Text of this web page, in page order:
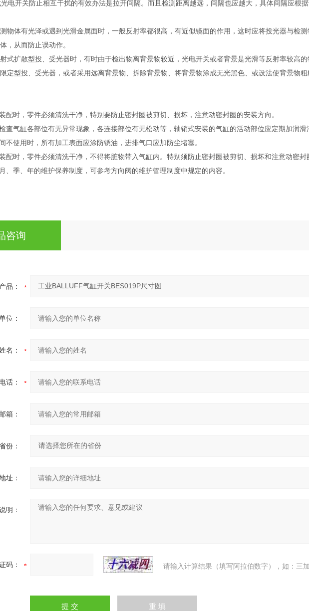
电开关防止相互干扰的有效办法是拉开间隔。而且检测距离越远，间隔也应越大，具体间隔应根
物体有光泽或遇到光滑金属面时，一般反射率都很高，有近似镜面的作用，这时应将投光器与检
，从而防止误动作。
式扩散型投、受光器时，有时由于检出物离背景物较近，光电开关或者背景是光滑等反射率较高
定型投、受光器，或者采用远离背景物、拆除背景物、将背景物涂成无光黑色、或设法使背景物粗
配时，零件必须清洗干净，特别要防止密封圈被剪切、损坏，注意动密封圈的安装方向。
查气缸各部位有无异常现象，各连接部位有无松动等，轴销式安装的气缸的活动部位应定期加润滑
不使用时，所有加工表面应涂防锈油，进排气口应加防尘堵塞。
配时，零件必须清洗干净，不得将脏物带入气缸内。特别须防止密封圈被剪切、损坏和注意动密封
、季、年的维护保养制度，可参考方向阀的维护管理制度中规定的内容。
咨询
产品：
位：
名：
话：
箱：
份：
址：
明：
码： 请输入计算结果（填写阿拉伯数字），如：三